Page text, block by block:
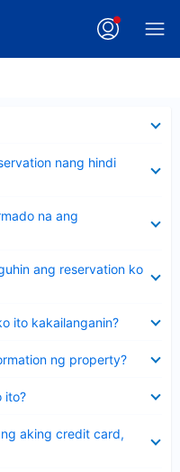
nang hindi
na ang
ang reservation ko
ito kakailanganin?
ng property?
ito?
aking credit card,